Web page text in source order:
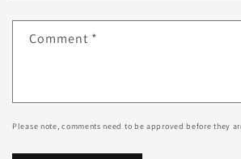
Comment *
Please note, comments need to be approved before they